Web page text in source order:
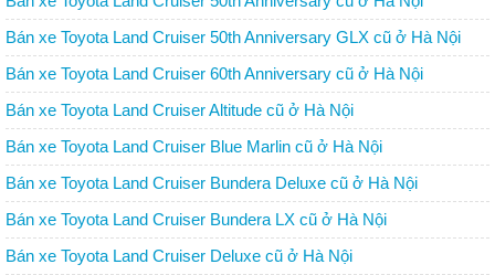
Bán xe Toyota Land Cruiser 50th Anniversary GLX cũ ở Hà Nội
Bán xe Toyota Land Cruiser 60th Anniversary cũ ở Hà Nội
Bán xe Toyota Land Cruiser Altitude cũ ở Hà Nội
Bán xe Toyota Land Cruiser Blue Marlin cũ ở Hà Nội
Bán xe Toyota Land Cruiser Bundera Deluxe cũ ở Hà Nội
Bán xe Toyota Land Cruiser Bundera LX cũ ở Hà Nội
Bán xe Toyota Land Cruiser Deluxe cũ ở Hà Nội